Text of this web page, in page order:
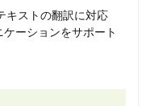
キストの翻訳に対応
ーションをサポート